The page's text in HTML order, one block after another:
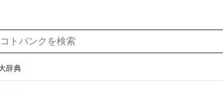
辞典